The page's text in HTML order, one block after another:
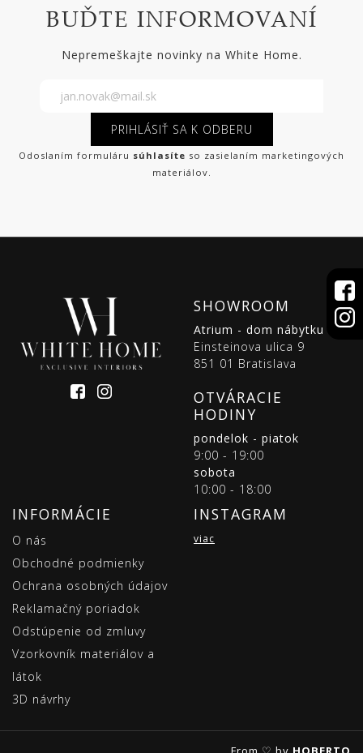
BUĎTE INFORMOVANÍ
Nepremeškajte novinky na White Home.
PRIHLÁSIŤ SA K ODBERU
Odoslaním formuláru súhlasíte so zasielaním marketingových
materiálov.
SHOWROOM
Atrium - dom nábytku
Einsteinova ulica 9
851 01 Bratislava
OTVÁRACIE
HODINY
pondelok - piatok
9:00 - 19:00
sobota
10:00 - 18:00
INFORMÁCIE
O nás
Obchodné podmienky
Ochrana osobných údajov
Reklamačný poriadok
Odstúpenie od zmluvy
Vzorkovník materiálov a
látok
3D návrhy
INSTAGRAM
viac